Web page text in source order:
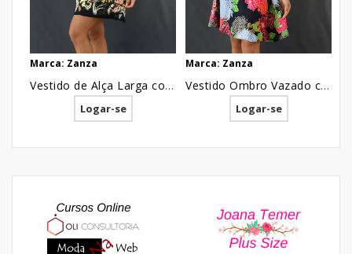
Marca: Zanza
Vestido de Alça Larga com Cinto em Viscose Preto Flores [2102022]
Logar-se
Marca: Zanza
Vestido Ombro Vazado com Bolso em Viscose Azul Marinho Flores Colors [2102021]
Logar-se